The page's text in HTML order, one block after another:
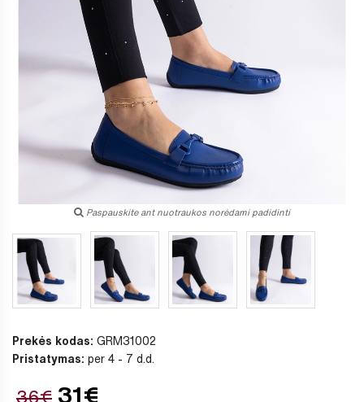
Paspauskite ant nuotraukos norėdami padidinti
Prekės kodas: GRM31002
Pristatymas: per 4 - 7 d.d.
36€ 31€